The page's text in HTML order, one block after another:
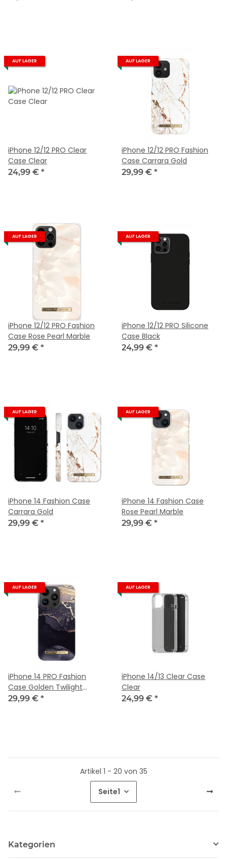
AUF LAGER
iPhone 12/12 PRO Clear
Case Clear
24,99 € *
AUF LAGER
iPhone 12/12 PRO Fashion
Case Carrara Gold
29,99 € *
AUF LAGER
iPhone 12/12 PRO Fashion
Case Rose Pearl Marble
29,99 € *
AUF LAGER
iPhone 12/12 PRO Silicone
Case Black
24,99 € *
AUF LAGER
iPhone 14 Fashion Case
Carrara Gold
29,99 € *
AUF LAGER
iPhone 14 Fashion Case
Rose Pearl Marble
29,99 € *
AUF LAGER
iPhone 14 PRO Fashion
Case Golden Twilight
Marble
29,99 € *
AUF LAGER
iPhone 14/13 Clear Case
Clear
24,99 € *
Artikel 1 - 20 von 35
Seite1
Kategorien